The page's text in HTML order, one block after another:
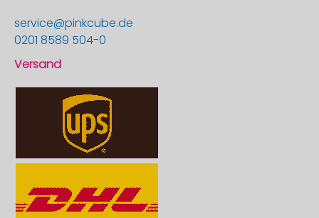
service@pinkcube.de
0201 8589 504-0
Versand